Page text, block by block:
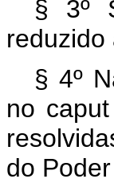
§ 3º
§ 4º
no caput
do